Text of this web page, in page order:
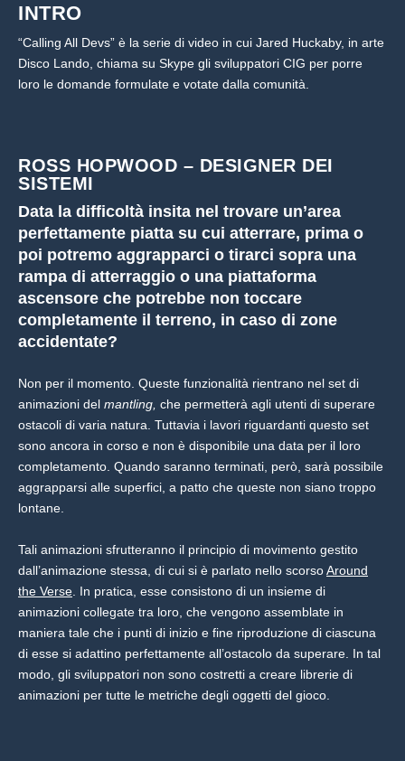
INTRO
“Calling All Devs” è la serie di video in cui Jared Huckaby, in arte
Disco Lando, chiama su Skype gli sviluppatori CIG per porre
loro le domande formulate e votate dalla comunità.
ROSS HOPWOOD – DESIGNER DEI
SISTEMI
Data la difficoltà insita nel trovare un’area
perfettamente piatta su cui atterrare, prima o
poi potremo aggrapparci o tirarci sopra una
rampa di atterraggio o una piattaforma
ascensore che potrebbe non toccare
completamente il terreno, in caso di zone
accidentate?
Non per il momento. Queste funzionalità rientrano nel set di
animazioni del mantling, che permetterà agli utenti di superare
ostacoli di varia natura. Tuttavia i lavori riguardanti questo set
sono ancora in corso e non è disponibile una data per il loro
completamento. Quando saranno terminati, però, sarà possibile
aggrapparsi alle superfici, a patto che queste non siano troppo
lontane.
Tali animazioni sfrutteranno il principio di movimento gestito
dall’animazione stessa, di cui si è parlato nello scorsoAround
the Verse . In pratica, esse consistono di un insieme di
animazioni collegate tra loro, che vengono assemblate in
maniera tale che i punti di inizio e fine riproduzione di ciascuna
di esse si adattino perfettamente all’ostacolo da superare. In tal
modo, gli sviluppatori non sono costretti a creare librerie di
animazioni per tutte le metriche degli oggetti del gioco.